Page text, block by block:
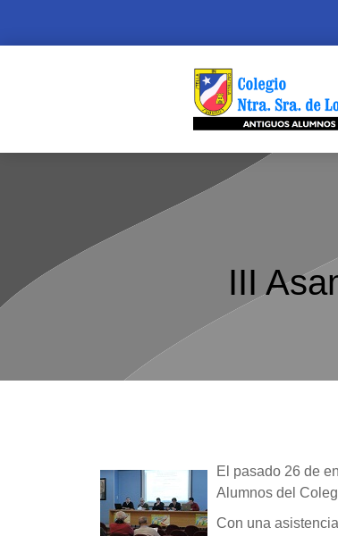
III
El pasado 26 de
Alumnos del
Con una